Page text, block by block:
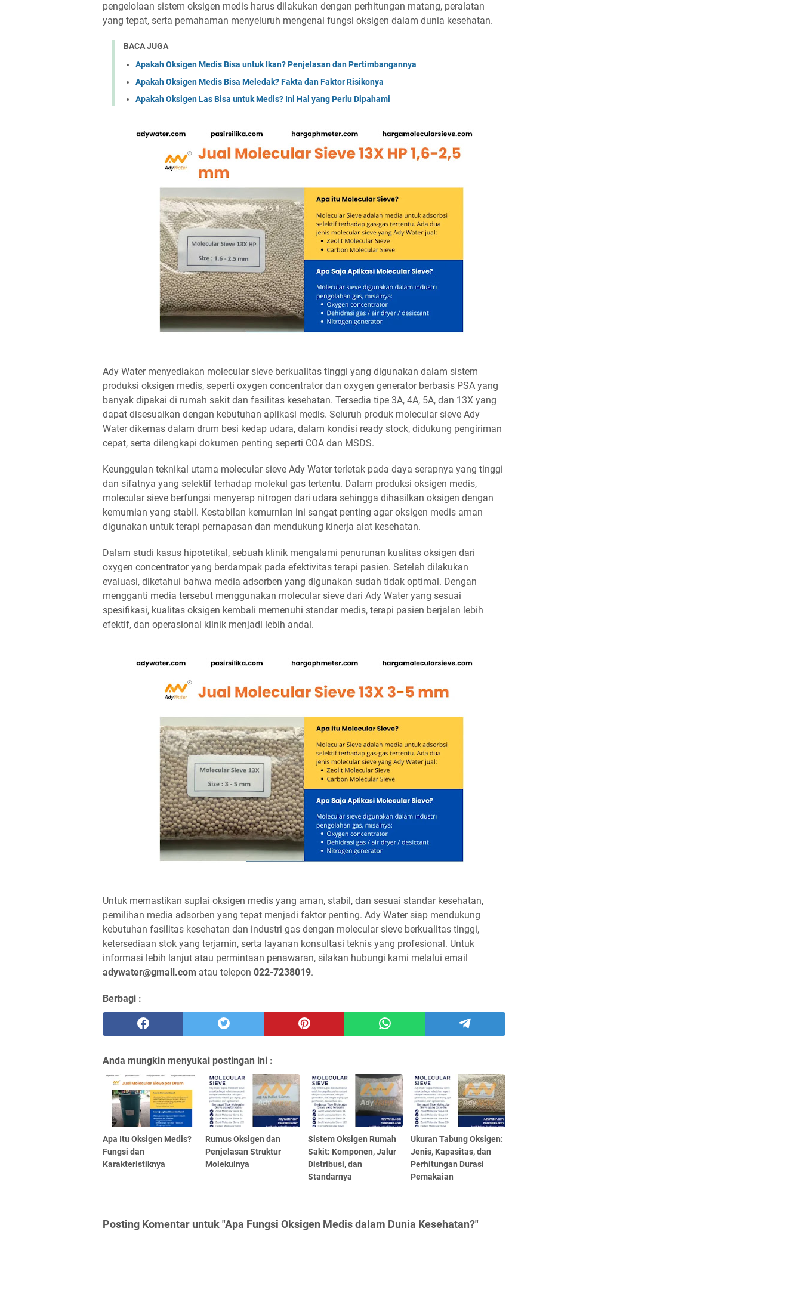
pengelolaan sistem oksigen medis harus dilakukan dengan perhitungan matang, peralatan
yang tepat, serta pemahaman menyeluruh mengenai fungsi oksigen dalam dunia kesehatan.
BACA JUGA
Apakah Oksigen Medis Bisa untuk Ikan? Penjelasan dan Pertimbangannya
Apakah Oksigen Medis Bisa Meledak? Fakta dan Faktor Risikonya
Apakah Oksigen Las Bisa untuk Medis? Ini Hal yang Perlu Dipahami
Ady Water menyediakan molecular sieve berkualitas tinggi yang digunakan dalam sistem
produksi oksigen medis, seperti oxygen concentrator dan oxygen generator berbasis PSA yang
banyak dipakai di rumah sakit dan fasilitas kesehatan. Tersedia tipe 3A, 4A, 5A, dan 13X yang
dapat disesuaikan dengan kebutuhan aplikasi medis. Seluruh produk molecular sieve Ady
Water dikemas dalam drum besi kedap udara, dalam kondisi ready stock, didukung pengiriman
cepat, serta dilengkapi dokumen penting seperti COA dan MSDS.
Keunggulan teknikal utama molecular sieve Ady Water terletak pada daya serapnya yang tinggi
dan sifatnya yang selektif terhadap molekul gas tertentu. Dalam produksi oksigen medis,
molecular sieve berfungsi menyerap nitrogen dari udara sehingga dihasilkan oksigen dengan
kemurnian yang stabil. Kestabilan kemurnian ini sangat penting agar oksigen medis aman
digunakan untuk terapi pernapasan dan mendukung kinerja alat kesehatan.
Dalam studi kasus hipotetikal, sebuah klinik mengalami penurunan kualitas oksigen dari
oxygen concentrator yang berdampak pada efektivitas terapi pasien. Setelah dilakukan
evaluasi, diketahui bahwa media adsorben yang digunakan sudah tidak optimal. Dengan
mengganti media tersebut menggunakan molecular sieve dari Ady Water yang sesuai
spesifikasi, kualitas oksigen kembali memenuhi standar medis, terapi pasien berjalan lebih
efektif, dan operasional klinik menjadi lebih andal.
Untuk memastikan suplai oksigen medis yang aman, stabil, dan sesuai standar kesehatan,
pemilihan media adsorben yang tepat menjadi faktor penting. Ady Water siap mendukung
kebutuhan fasilitas kesehatan dan industri gas dengan molecular sieve berkualitas tinggi,
ketersediaan stok yang terjamin, serta layanan konsultasi teknis yang profesional. Untuk
informasi lebih lanjut atau permintaan penawaran, silakan hubungi kami melalui email
adywater@gmail.com atau telepon 022-7238019.
Berbagi :
Anda mungkin menyukai postingan ini :
Apa Itu Oksigen Medis?
Fungsi dan
Karakteristiknya
Rumus Oksigen dan
Penjelasan Struktur
Molekulnya
Sistem Oksigen Rumah
Sakit: Komponen, Jalur
Distribusi, dan
Standarnya
Ukuran Tabung Oksigen:
Jenis, Kapasitas, dan
Perhitungan Durasi
Pemakaian
Posting Komentar untuk "Apa Fungsi Oksigen Medis dalam Dunia Kesehatan?"